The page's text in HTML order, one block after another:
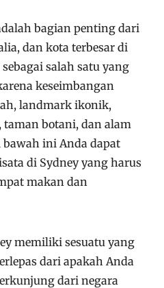
bagian penting dari
dan kota terbesar di
salah satu yang
keseimbangan
landmark ikonik,
botani, dan alam
ini Anda dapat
di Sydney yang harus
makan dan
memiliki sesuatu yang
dari apakah Anda
dari negara